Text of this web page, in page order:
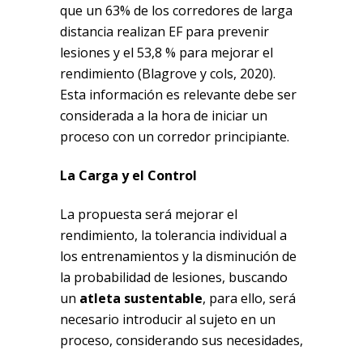
que un 63% de los corredores de larga
distancia realizan EF para prevenir
lesiones y el 53,8 % para mejorar el
rendimiento (Blagrove y cols, 2020).
Esta información es relevante debe ser
considerada a la hora de iniciar un
proceso con un corredor principiante.
La Carga y el Control
La propuesta será mejorar el
rendimiento, la tolerancia individual a
los entrenamientos y la disminución de
la probabilidad de lesiones, buscando
un atleta sustentable, para ello, será
necesario introducir al sujeto en un
proceso, considerando sus necesidades,